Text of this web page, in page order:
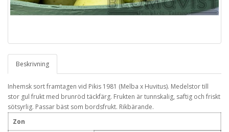
Beskrivning
Inhemsk sort framtagen vid Pikis 1981 (Melba x Huvitus). Medelstor till
stor gul frukt med brunröd täckfärg. Frukten är tunnskalig, saftig och friskt
sötsyrlig. Passar bäst som bordsfrukt. Rikbärande.
Zon